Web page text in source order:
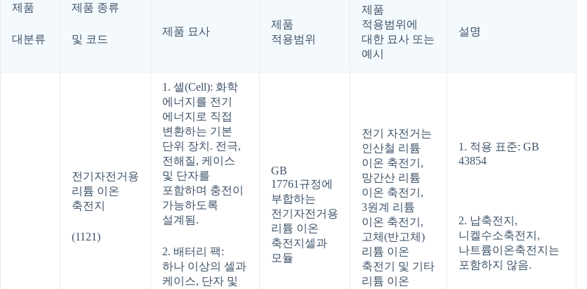
제품
대분류
제품 종류
및 코드
제품 묘사
제품
적용범위
제품
적용범위에
대한 묘사 또는
예시
설명
전기자전거용
리튬 이온
축전지
(1121)
1. 셀(Cell): 화학
에너지를 전기
에너지로 직접
변환하는 기본
단위 장치. 전극,
전해질, 케이스
및 단자를
포함하며 충전이
가능하도록
설계됨.
2. 배터리 팩:
하나 이상의 셀과
케이스, 단자 및
GB
17761규정에
부합하는
전기자전거용
리튬 이온
축전지셀과
모듈
전기 자전거는
인산철 리튬
이온 축전기,
망간산 리튬
이온 축전기,
3원계 리튬
이온 축전기,
고체(반고체)
리튬 이온
축전기 및 기타
리튬 이온
1. 적용 표준: GB
43854
2. 납축전지,
니켈수소축전지,
나트륨이온축전지는
포함하지 않음.